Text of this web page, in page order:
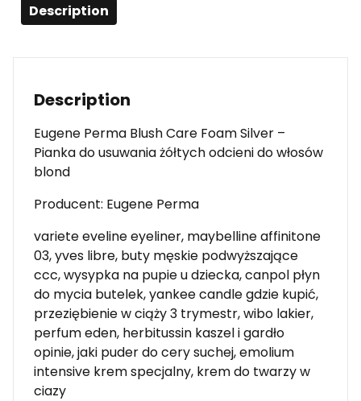
Description
Description
Eugene Perma Blush Care Foam Silver –
Pianka do usuwania żółtych odcieni do włosów
blond
Producent: Eugene Perma
variete eveline eyeliner, maybelline affinitone
03, yves libre, buty męskie podwyższające
ccc, wysypka na pupie u dziecka, canpol płyn
do mycia butelek, yankee candle gdzie kupić,
przeziębienie w ciąży 3 trymestr, wibo lakier,
perfum eden, herbitussin kaszel i gardło
opinie, jaki puder do cery suchej, emolium
intensive krem specjalny, krem do twarzy w
ciazy